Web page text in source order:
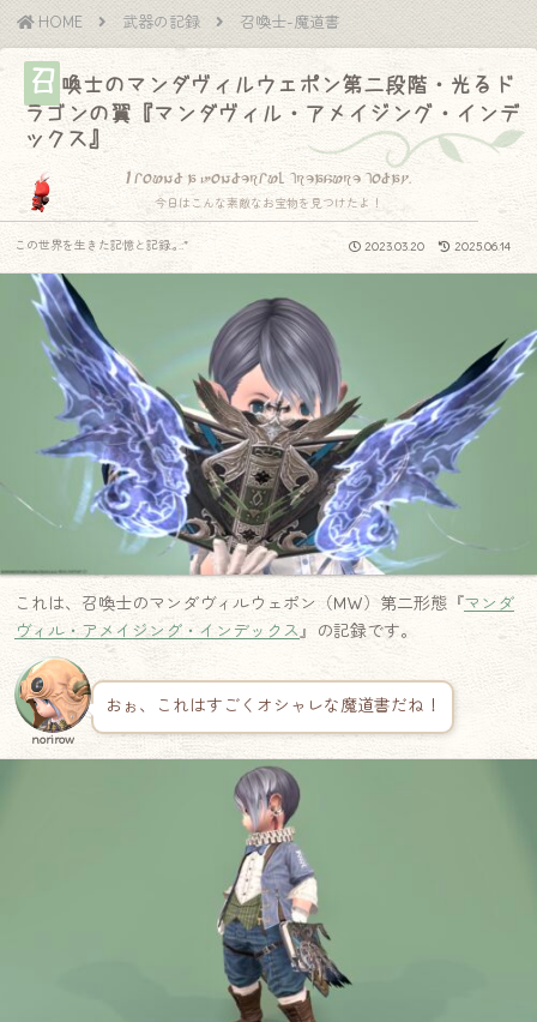
HOME 武器の記録 召喚士-魔道書
召 喚士のマンダヴィルウェポン第二段階・光るド
ラゴンの翼『マンダヴィル・アメイジング・インデ
ックス』
I found a wonderful treasure today.
今日はこんな素敵なお宝物を見つけたよ！
2023.03.20 2025.06.14
この世界を生きた記憶と記録.｡.:*
これは、召喚士のマンダヴィルウェポン（MW）第二形態『マンダ
ヴィル・アメイジング・インデックス』の記録です。
norirow
おぉ、これはすごくオシャレな魔道書だね！